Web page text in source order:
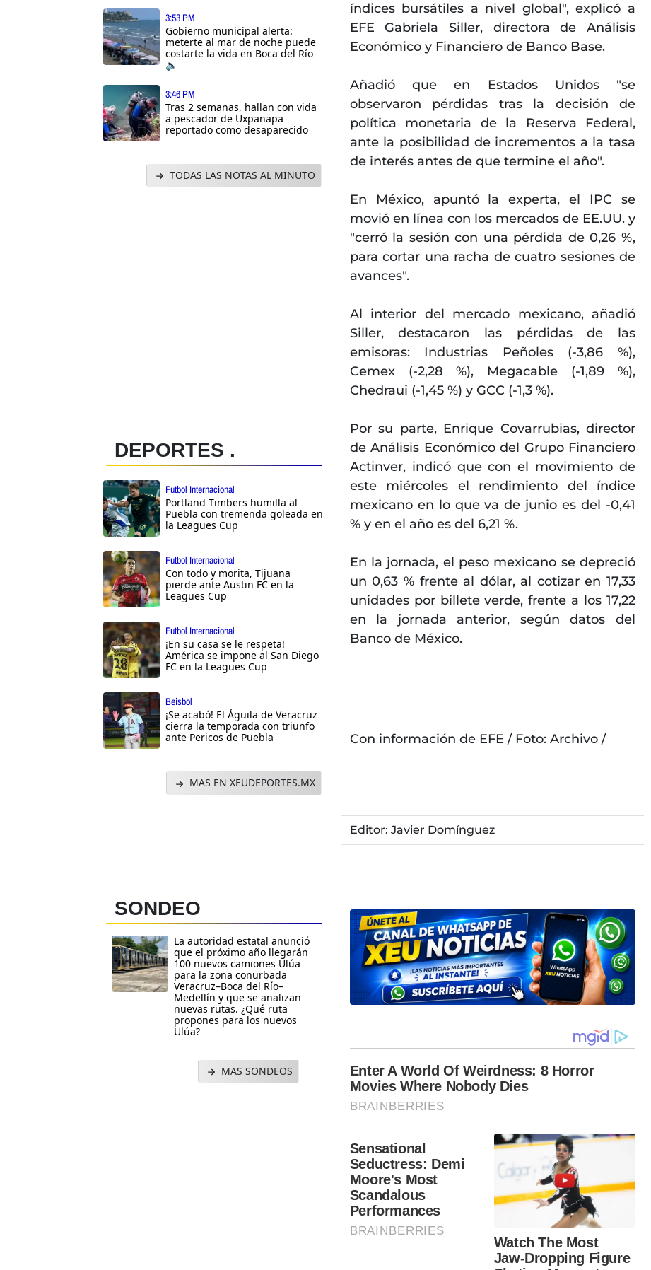
3:53 PM
Gobierno municipal alerta:
meterte al mar de noche puede
costarte la vida en Boca del Río
🔈
3:46 PM
Tras 2 semanas, hallan con vida
a pescador de Uxpanapa
reportado como desaparecido
TODAS LAS NOTAS AL MINUTO
DEPORTES .
Futbol Internacional
Portland Timbers humilla al
Puebla con tremenda goleada en
la Leagues Cup
Futbol Internacional
Con todo y morita, Tijuana
pierde ante Austin FC en la
Leagues Cup
Futbol Internacional
¡En su casa se le respeta!
América se impone al San Diego
FC en la Leagues Cup
Beisbol
¡Se acabó! El Águila de Veracruz
cierra la temporada con triunfo
ante Pericos de Puebla
MAS EN XEUDEPORTES.MX
SONDEO
La autoridad estatal anunció
que el próximo año llegarán
100 nuevos camiones Ulúa
para la zona conurbada
Veracruz–Boca del Río–
Medellín y que se analizan
nuevas rutas. ¿Qué ruta
propones para los nuevos
Ulúa?
MAS SONDEOS
índices bursátiles a nivel global", explicó a
EFE Gabriela Siller, directora de Análisis
Económico y Financiero de Banco Base.
Añadió que en Estados Unidos "se
observaron pérdidas tras la decisión de
política monetaria de la Reserva Federal,
ante la posibilidad de incrementos a la tasa
de interés antes de que termine el año".
En México, apuntó la experta, el IPC se
movió en línea con los mercados de EE.UU. y
"cerró la sesión con una pérdida de 0,26 %,
para cortar una racha de cuatro sesiones de
avances".
Al interior del mercado mexicano, añadió
Siller, destacaron las pérdidas de las
emisoras: Industrias Peñoles (-3,86 %),
Cemex (-2,28 %), Megacable (-1,89 %),
Chedraui (-1,45 %) y GCC (-1,3 %).
Por su parte, Enrique Covarrubias, director
de Análisis Económico del Grupo Financiero
Actinver, indicó que con el movimiento de
este miércoles el rendimiento del índice
mexicano en lo que va de junio es del -0,41
% y en el año es del 6,21 %.
En la jornada, el peso mexicano se depreció
un 0,63 % frente al dólar, al cotizar en 17,33
unidades por billete verde, frente a los 17,22
en la jornada anterior, según datos del
Banco de México.
Con información de EFE / Foto: Archivo /
Editor: Javier Domínguez